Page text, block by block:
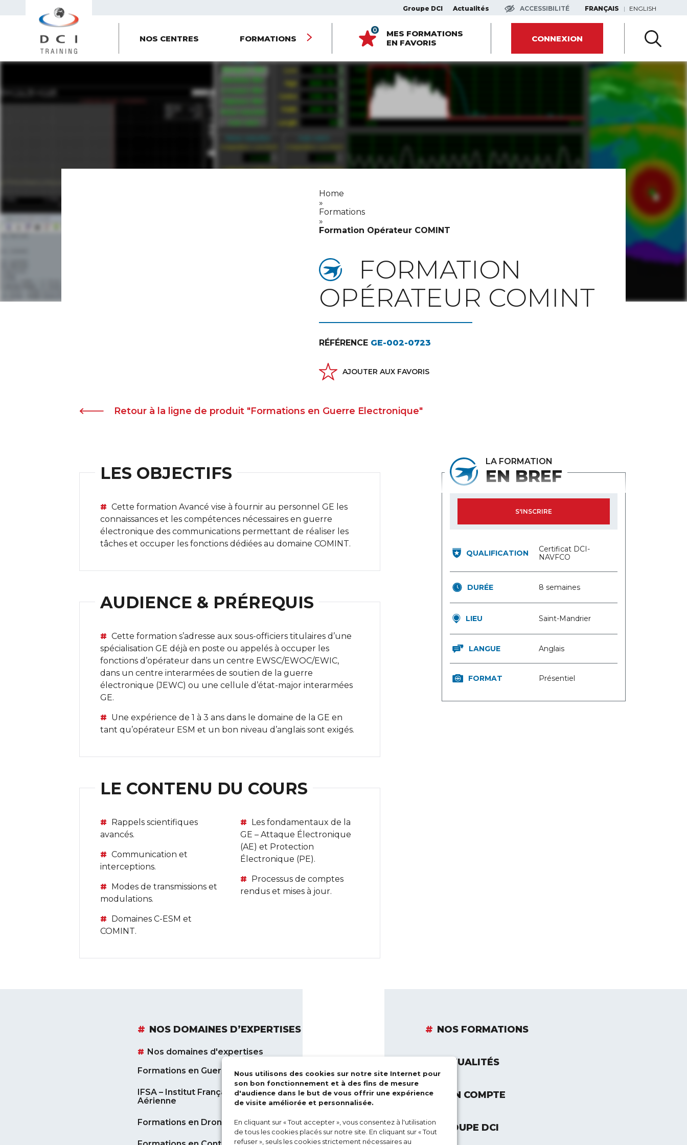
Groupe DCI Actualités ACCESSIBILITÉ FRANÇAIS ENGLISH
NOS CENTRES FORMATIONS
0
MES FORMATIONS
EN FAVORIS
CONNEXION
Home
»
Formations
»
Formation Opérateur COMINT
FORMATION
OPÉRATEUR COMINT
RÉFÉRENCE GE-002-0723
AJOUTER AUX FAVORIS
Retour à la ligne de produit "Formations en Guerre Electronique"
LES OBJECTIFS
Cette formation Avancé vise à fournir au personnel GE les
connaissances et les compétences nécessaires en guerre
électronique des communications permettant de réaliser les
tâches et occuper les fonctions dédiées au domaine COMINT.
AUDIENCE & PRÉREQUIS
Cette formation s’adresse aux sous-officiers titulaires d’une
spécialisation GE déjà en poste ou appelés à occuper les
fonctions d’opérateur dans un centre EWSC/EWOC/EWIC,
dans un centre interarmées de soutien de la guerre
électronique (JEWC) ou une cellule d’état-major interarmées
GE.
Une expérience de 1 à 3 ans dans le domaine de la GE en
tant qu’opérateur ESM et un bon niveau d’anglais sont exigés.
LE CONTENU DU COURS
Rappels scientifiques
avancés.
Communication et
interceptions.
Modes de transmissions et
modulations.
Domaines C-ESM et
COMINT.
Les fondamentaux de la
GE – Attaque Électronique
(AE) et Protection
Électronique (PE).
Processus de comptes
rendus et mises à jour.
LA FORMATION
EN BREF
S'INSCRIRE
QUALIFICATION
Certificat DCI-
NAVFCO
DURÉE 8 semaines
LIEU Saint-Mandrier
LANGUE Anglais
FORMAT Présentiel
NOS DOMAINES D’EXPERTISES
Nos domaines d'expertises
Formations en Guerre Electronique
IFSA – Institut Français de Sécurité
Aérienne
Formations en Drones
NOS FORMATIONS
ACTUALITÉS
MON COMPTE
GROUPE DCI
Nous utilisons des cookies sur notre site Internet pour
son bon fonctionnement et à des fins de mesure
d'audience dans le but de vous offrir une expérience
de visite améliorée et personnalisée.
En cliquant sur « Tout accepter », vous consentez à l'utilisation
de tous les cookies placés sur notre site. En cliquant sur « Tout
refuser », seuls les cookies strictement nécessaires au